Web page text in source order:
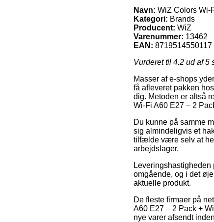
Navn: WiZ Colors Wi-
Kategori: Brands
Producent: WiZ
Varenummer: 13462
EAN: 8719514550117
Vurderet til 4.2 ud af 5
Masser af e-shops
få afleveret pakken
dig. Metoden er altså
Wi-Fi A60 E27 – 2
Du kunne på samme
sig almindeligvis et
tilfælde være selv at
arbejdslager.
omgående, og i det
aktuelle produkt.
De fleste firmaer på
A60 E27 – 2 Pack +
nye varer afsendt